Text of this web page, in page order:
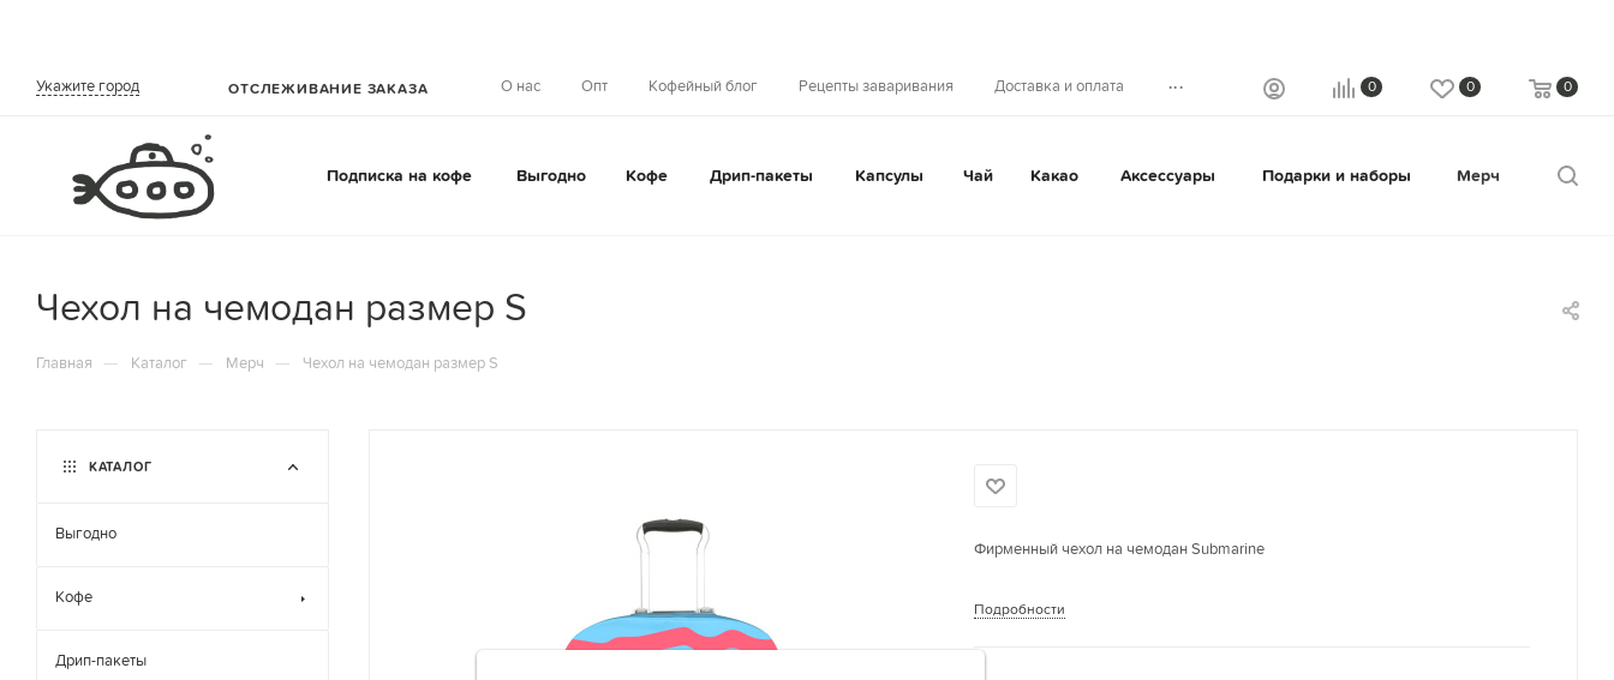
Укажите город ОТСЛЕЖИВАНИЕ ЗАКАЗА О нас Опт Кофейный блог Рецепты заваривания Доставка и оплата ... 0 0 0
Подписка на кофе Выгодно Кофе Дрип-пакеты Капсулы Чай Какао Аксессуары Подарки и наборы Мерч
Чехол на чемодан размер S
Главная — Каталог — Мерч — Чехол на чемодан размер S
Фирменный чехол на чемодан Submarine
Подробности
КАТАЛОГ
Выгодно
Кофе
Дрип-пакеты